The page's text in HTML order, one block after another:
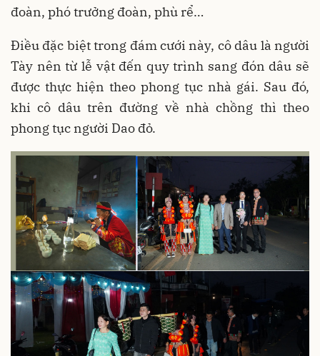
đoàn, phó trưởng đoàn, phù rể…
Điều đặc biệt trong đám cưới này, cô dâu là người
Tày nên từ lễ vật đến quy trình sang đón dâu sẽ
được thực hiện theo phong tục nhà gái. Sau đó,
khi cô dâu trên đường về nhà chồng thì theo
phong tục người Dao đỏ.